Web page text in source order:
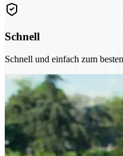
Schnell
Schnell und einfach zum